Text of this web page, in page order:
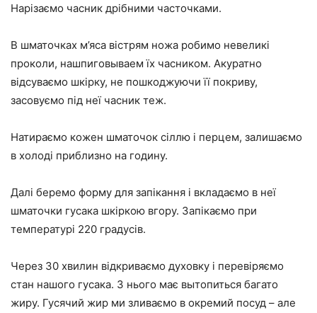
Нарізаємо часник дрібними часточками.
В шматочках м’яса вістрям ножа робимо невеликі
проколи, нашпиговываем їх часником. Акуратно
відсуваємо шкірку, не пошкоджуючи її покриву,
засовуємо під неї часник теж.
Натираємо кожен шматочок сіллю і перцем, залишаємо
в холоді приблизно на годину.
Далі беремо форму для запікання і вкладаємо в неї
шматочки гусака шкіркою вгору. Запікаємо при
температурі 220 градусів.
Через 30 хвилин відкриваємо духовку і перевіряємо
стан нашого гусака. З нього має вытопиться багато
жиру. Гусячий жир ми зливаємо в окремий посуд – але